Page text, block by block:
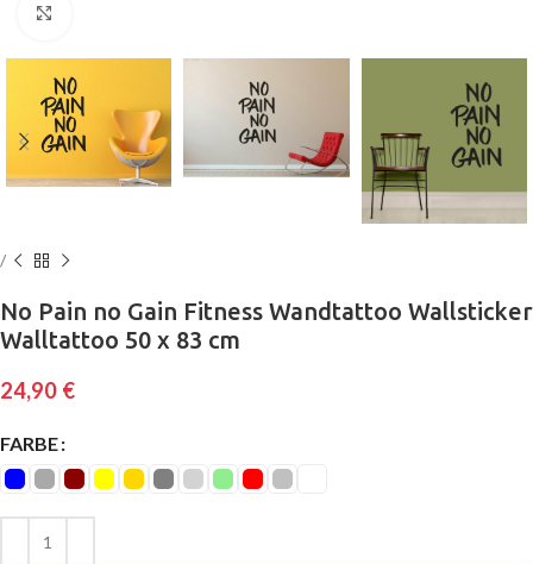
No Pain no Gain Fitness Wandtattoo Wallsticker
Walltattoo 50 x 83 cm
24,90 €
FARBE